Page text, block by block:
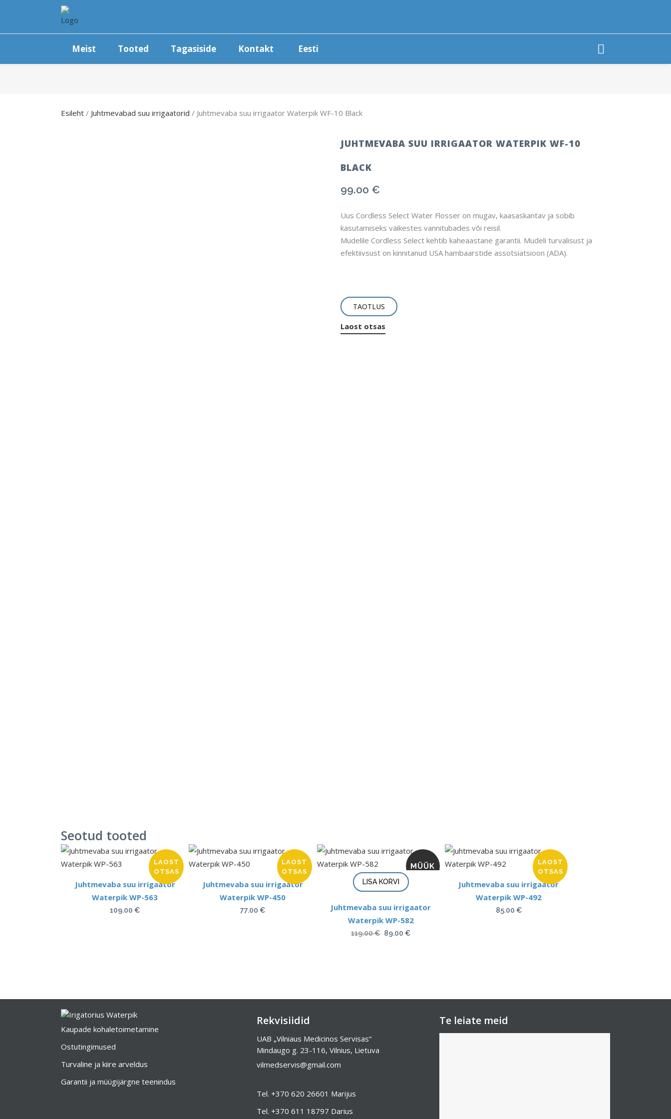
Meist Tooted Tagasiside Kontakt Eesti
Esileht / Juhtmevabad suu irrigaatorid / Juhtmevaba suu irrigaator Waterpik WF-10 Black
JUHTMEVABA SUU IRRIGAATOR WATERPIK WF-10
BLACK
99.00 €
Uus Cordless Select Water Flosser on mugav, kaasaskantav ja sobib
kasutamiseks väikestes vannitubades või reisil.
Mudelile Cordless Select kehtib kaheaastane garantii. Mudeli turvalisust ja
efektiivsust on kinnitanud USA hambaarstide assotsiatsioon (ADA).
TAOTLUS
Laost otsas
Seotud tooted
LAOST
OTSAS
Juhtmevaba suu irrigaator
Waterpik WP-563
109.00 €
LAOST
OTSAS
Juhtmevaba suu irrigaator
Waterpik WP-450
77.00 €
MÜÜK
LISA KORVI
Juhtmevaba suu irrigaator
Waterpik WP-582
119.00€ Algne
89.00 €Current
LAOST
OTSAS
Juhtmevaba suu irrigaator
Waterpik WP-492
85.00 €
Kaupade kohaletoimetamine
Ostutingimused
Turvaline ja kiire arveldus
Garantii ja müügijärgne teenindus
Rekvisiidid
UAB „Vilniaus Medicinos Servisas“
Mindaugo g. 23-116, Vilnius, Lietuva
vilmedservis@gmail.com
Tel. +370 620 26601 Marijus
Tel. +370 611 18797 Darius
Te leiate meid